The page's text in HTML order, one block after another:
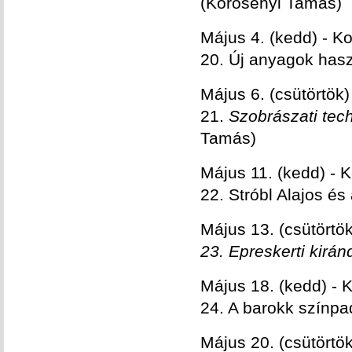
Május 4. (kedd) -
20. Új anyagok
Május 6.
21. Szobrászati
Tamás)
Május 11. (kedd) -
22. Stróbl Alajos
Május 13.
23. Epreskerti
Május 18. (kedd) -
24. A barokk
Május 20.